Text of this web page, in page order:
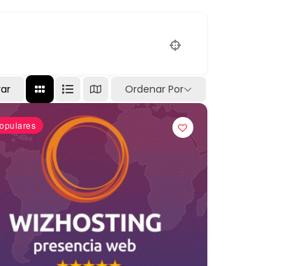
Ordenar Por